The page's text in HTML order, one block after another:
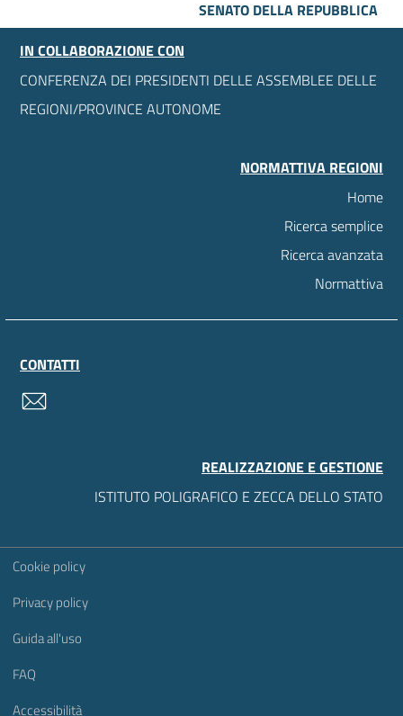
SENATO DELLA REPUBBLICA
IN COLLABORAZIONE CON
CONFERENZA DEI PRESIDENTI DELLE ASSEMBLEE DELLE
REGIONI/PROVINCE AUTONOME
NORMATTIVA REGIONI
Home
Ricerca semplice
Ricerca avanzata
Normattiva
CONTATTI
REALIZZAZIONE E GESTIONE
ISTITUTO POLIGRAFICO E ZECCA DELLO STATO
Sezione Link Utili
Cookie policy
Privacy policy
Guida all'uso
FAQ
Accessibilità